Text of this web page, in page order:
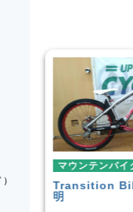
マウンテンバイ
TREK
2020-21年モデ